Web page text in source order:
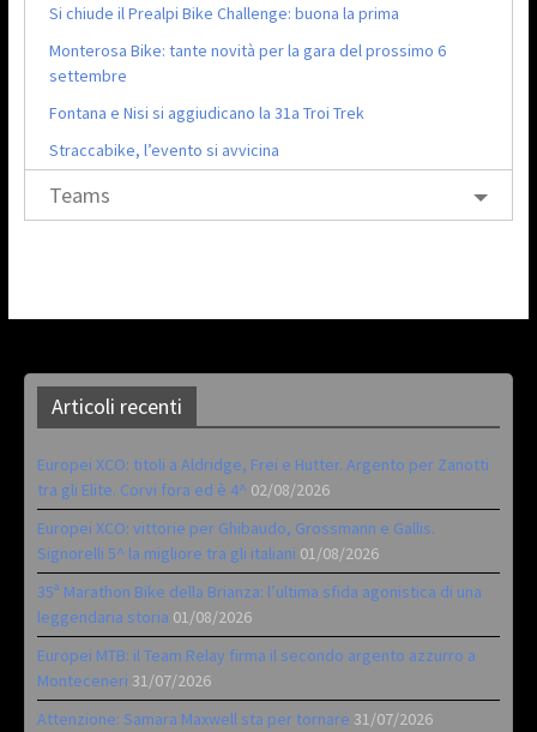
Si chiude il Prealpi Bike Challenge: buona la prima
Monterosa Bike: tante novità per la gara del prossimo 6
settembre
Fontana e Nisi si aggiudicano la 31a Troi Trek
Straccabike, l’evento si avvicina
Teams
Articoli recenti
Europei XCO: titoli a Aldridge, Frei e Hutter. Argento per Zanotti
tra gli Elite. Corvi fora ed è 4^ 02/08/2026
Europei XCO: vittorie per Ghibaudo, Grossmann e Gallis.
Signorelli 5^ la migliore tra gli italiani 01/08/2026
35ª Marathon Bike della Brianza: l’ultima sfida agonistica di una
leggendaria storia 01/08/2026
Europei MTB: il Team Relay firma il secondo argento azzurro a
Monteceneri 31/07/2026
Attenzione: Samara Maxwell sta per tornare 31/07/2026